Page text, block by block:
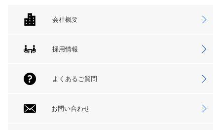
会社概要
採用情報
よくあるご質問
お問い合わせ